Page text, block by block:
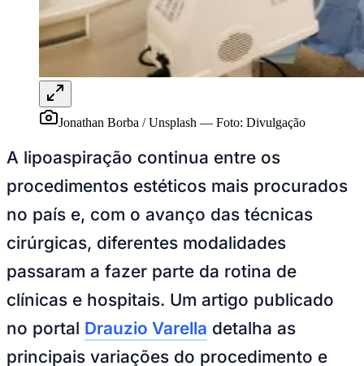
Goiás
Jonathan Borba / Unsplash — Foto: Divulgação
A lipoaspiração continua entre os
procedimentos estéticos mais procurados
no país e, com o avanço das técnicas
cirúrgicas, diferentes modalidades
passaram a fazer parte da rotina de
clínicas e hospitais. Um artigo publicado
no portal Drauzio Varella detalha as
principais variações do procedimento e